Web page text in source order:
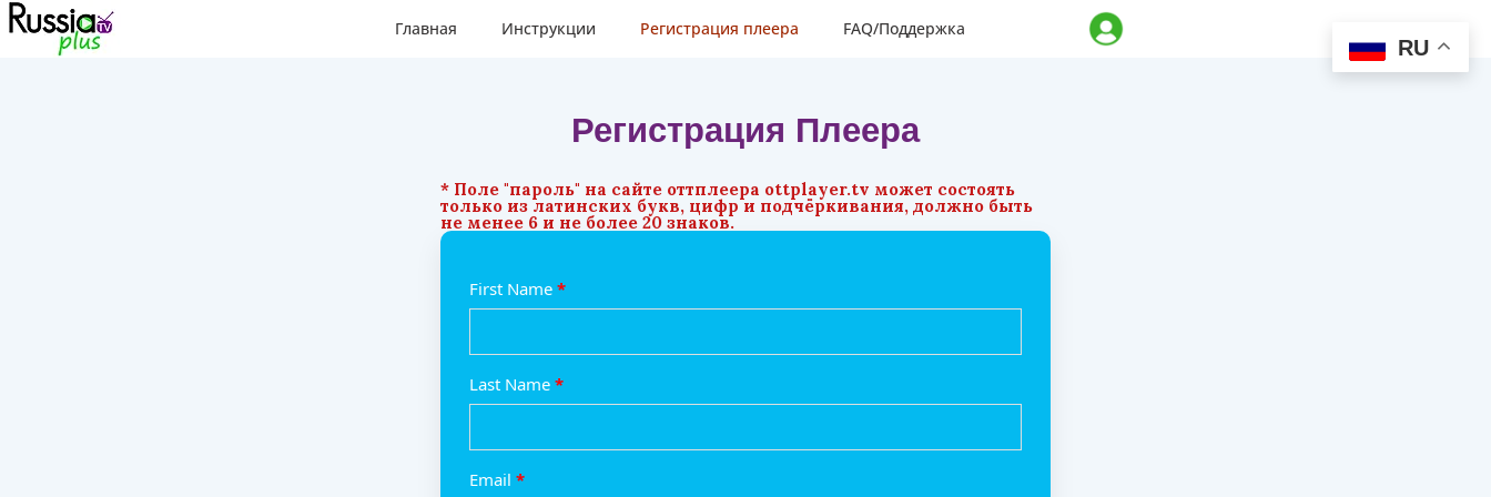
Главная Инструкции Регистрация плеера FAQ/Поддержка
Регистрация Плеера
* Поле "пароль" на сайте оттплеера ottplayer.tv может состоять
только из латинских букв, цифр и подчёркивания, должно быть
не менее 6 и не более 20 знаков.
First Name *
Last Name *
Email *
RU